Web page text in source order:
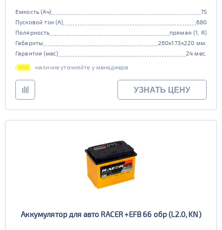
Емкость (Ач)
75
Пусковой ток (А)
680
Полярность
прямая (1, R)
Габариты
260x173x220 мм.
Гарантия (мес)
24 мес.
наличие уточняйте у менеджера
УЗНАТЬ ЦЕНУ
Аккумулятор для авто RACER +EFB 66 обр (L2.0, KN)